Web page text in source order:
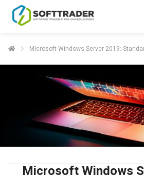
Microsoft Windows Server 2019:
Microsoft Windows